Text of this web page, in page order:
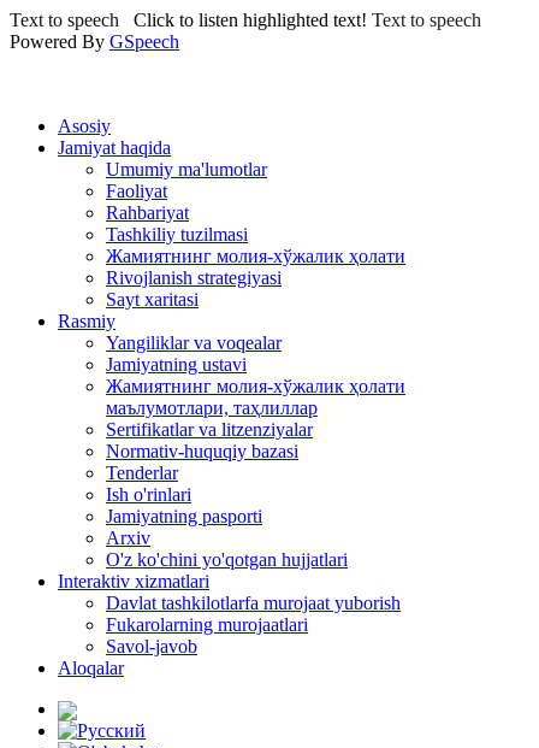
Text to speech Click to listen highlighted text! Text to speech
Powered By GSpeech
Asosiy
Jamiyat haqida
Umumiy ma'lumotlar
Faoliyat
Rahbariyat
Tashkiliy tuzilmasi
Жамиятнинг молия-хўжалик ҳолати
Rivojlanish strategiyasi
Sayt xaritasi
Rasmiy
Yangiliklar va voqealar
Jamiyatning ustavi
Жамиятнинг молия-хўжалик ҳолати
маълумотлари, таҳлиллар
Sertifikatlar va litzenziyalar
Normativ-huquqiy bazasi
Tenderlar
Ish o'rinlari
Jamiyatning pasporti
Arxiv
O'z ko'chini yo'qotgan hujjatlari
Interaktiv xizmatlari
Davlat tashkilotlarfa murojaat yuborish
Fukarolarning murojaatlari
Savol-javob
Aloqalar